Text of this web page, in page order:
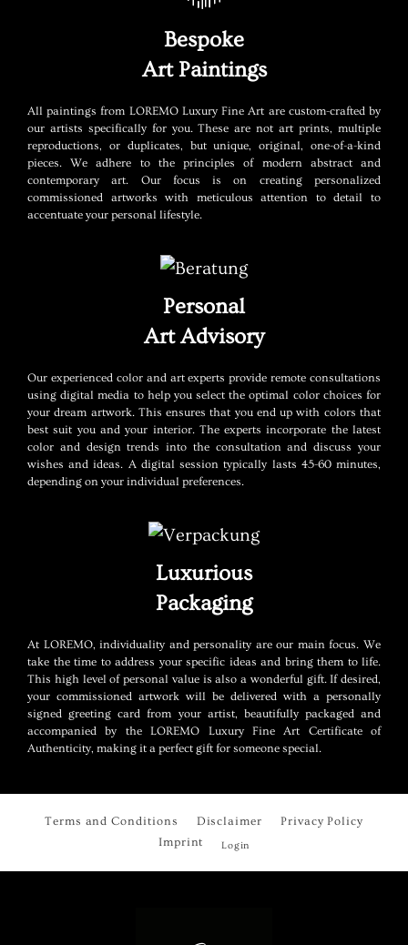
Bespoke
Art Paintings
All paintings from LOREMO Luxury Fine Art are custom-crafted by
our artists specifically for you. These are not art prints, multiple
reproductions, or duplicates, but unique, original, one-of-a-kind
pieces. We adhere to the principles of modern abstract and
contemporary art. Our focus is on creating personalized
commissioned artworks with meticulous attention to detail to
accentuate your personal lifestyle.
Personal
Art Advisory
Our experienced color and art experts provide remote consultations
using digital media to help you select the optimal color choices for
your dream artwork. This ensures that you end up with colors that
best suit you and your interior. The experts incorporate the latest
color and design trends into the consultation and discuss your
wishes and ideas. A digital session typically lasts 45-60 minutes,
depending on your individual preferences.
Luxurious
Packaging
At LOREMO, individuality and personality are our main focus. We
take the time to address your specific ideas and bring them to life.
This high level of personal value is also a wonderful gift. If desired,
your commissioned artwork will be delivered with a personally
signed greeting card from your artist, beautifully packaged and
accompanied by the LOREMO Luxury Fine Art Certificate of
Authenticity, making it a perfect gift for someone special.
Terms and Conditions Disclaimer
Privacy Policy
Imprint
Login